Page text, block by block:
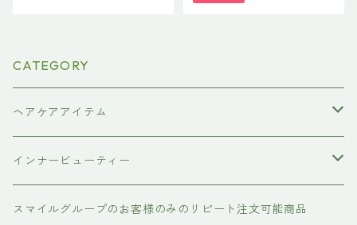
CATEGORY
ヘアケアアイテム
シャンプー
#イマヘア
トリートメント ヘアマスク（インバス）
インナービューティー
あおつぶ
スマイルグループのお客様のみのリピート注文可能商品